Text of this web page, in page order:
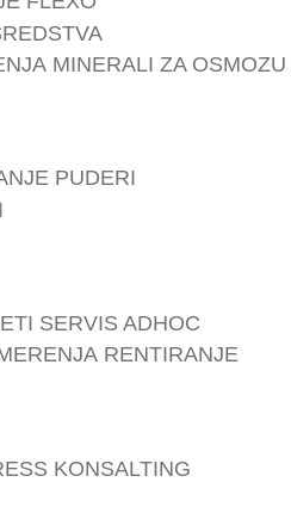
MINERALI ZA OSMOZU
PUDERI
SERVIS ADHOC
RENTIRANJE
KONSALTING